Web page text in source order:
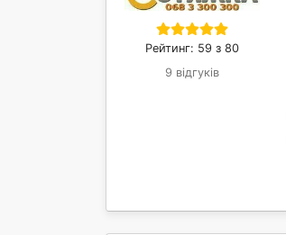
Рейтинг: 59 з 80
9 відгуків